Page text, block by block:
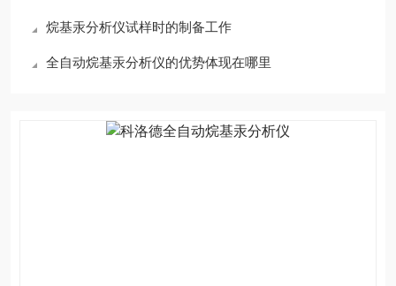
烷基汞分析仪试样时的制备工作
全自动烷基汞分析仪的优势体现在哪里